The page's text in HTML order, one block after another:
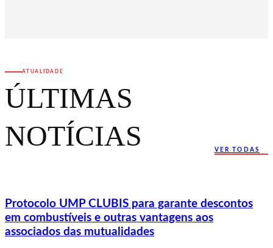
ATUALIDADE
ÚLTIMAS
NOTÍCIAS
VER TODAS
Protocolo UMP CLUBIS para garante descontos
em combustíveis e outras vantagens aos
associados das mutualidades